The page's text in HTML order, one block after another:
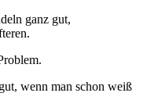
ganz gut,
wenn man schon weiß